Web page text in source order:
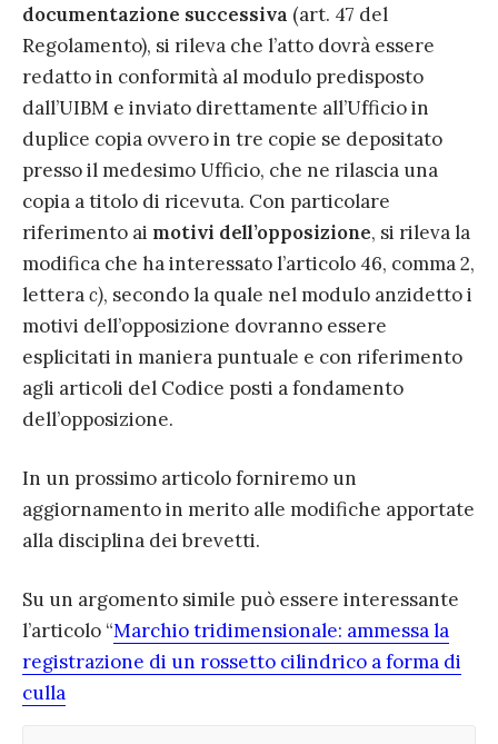
documentazione successiva (art. 47 del
Regolamento), si rileva che l’atto dovrà essere
redatto in conformità al modulo predisposto
dall’UIBM e inviato direttamente all’Ufficio in
duplice copia ovvero in tre copie se depositato
presso il medesimo Ufficio, che ne rilascia una
copia a titolo di ricevuta. Con particolare
riferimento ai motivi dell’opposizione, si rileva la
modifica che ha interessato l’articolo 46, comma 2,
letterac), secondo la quale nel modulo anzidetto i
motivi dell’opposizione dovranno essere
esplicitati in maniera puntuale e con riferimento
agli articoli del Codice posti a fondamento
dell’opposizione.
In un prossimo articolo forniremo un
aggiornamento in merito alle modifiche apportate
alla disciplina dei brevetti.
Su un argomento simile può essere interessante
l’articolo “Marchio tridimensionale: ammessa la
registrazione di un rossetto cilindrico a forma di
culla